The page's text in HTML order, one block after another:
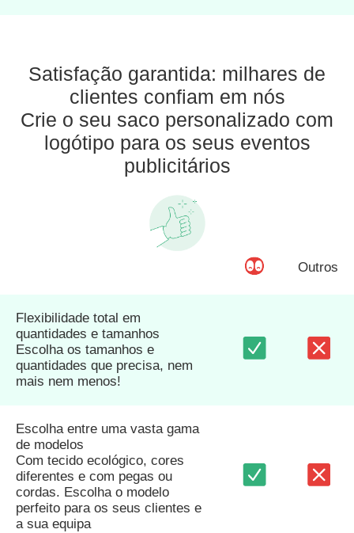
Satisfação garantida: milhares de
clientes confiam em nós
Crie o seu saco personalizado com
logótipo para os seus eventos
publicitários
Outros
Flexibilidade total em
quantidades e tamanhos
Escolha os tamanhos e
quantidades que precisa, nem
mais nem menos!
Escolha entre uma vasta gama
de modelos
Com tecido ecológico, cores
diferentes e com pegas ou
cordas. Escolha o modelo
perfeito para os seus clientes e
a sua equipa